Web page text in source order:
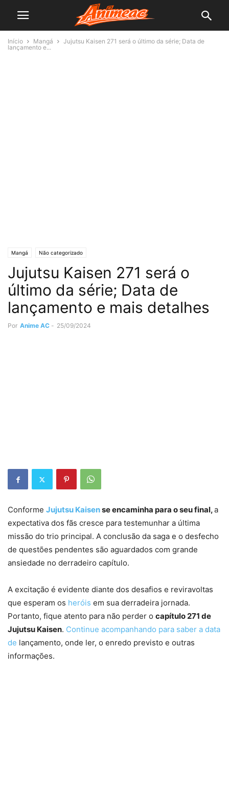
Início Mangá
Jujutsu Kaisen 271 será o último da série; Data de
lançamento e...
Mangá Não categorizado
Jujutsu Kaisen 271 será o
último da série; Data de
lançamento e mais detalhes
Por Anime AC - 25/09/2024
Conforme Jujutsu Kaisense encaminha para o seu final,a
expectativa dos fãs cresce para testemunhar a última
missão do trio principal. A conclusão da saga e o desfecho
de questões pendentes são aguardados com grande
ansiedade no derradeiro capítulo.
A excitação é evidente diante dos desafios e reviravoltas
que esperam os heróis em sua derradeira jornada.
Portanto, fique atento para não perder o capítulo 271 de
Jujutsu Kaisen. Continue acompanhando para saber a data
de lançamento, onde ler, o enredo previsto e outras
informações.